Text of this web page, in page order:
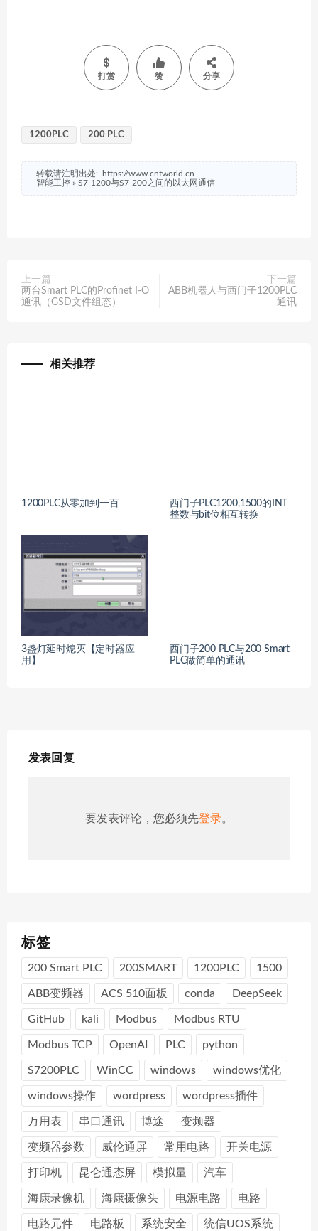
打赏 赞 分享
1200PLC 200 PLC
转载请注明出处:
https://www.cntworld.cn
智能工控 » S7-1200与S7-200之间的以太网通信
上一篇
两台Smart PLC的Profinet I-O
通讯（GSD文件组态）
下一篇
ABB机器人与西门子1200PLC
通讯
相关推荐
1200PLC从零加到一百
西门子PLC1200,1500的INT
整数与bit位相互转换
3盏灯延时熄灭【定时器应
用】
西门子200 PLC与200 Smart
PLC做简单的通讯
发表回复
要发表评论，您必须先登录。
标签
200 Smart PLC 200SMART 1200PLC 1500
ABB变频器 ACS 510面板 conda DeepSeek
GitHub kali Modbus Modbus RTU
Modbus TCP OpenAI PLC python
S7200PLC WinCC windows windows优化
windows操作 wordpress wordpress插件
万用表 串口通讯 博途 变频器
变频器参数 威伦通屏 常用电路 开关电源
打印机 昆仑通态屏 模拟量 汽车
海康录像机 海康摄像头 电源电路 电路
电路元件 电路板 系统安全 统信UOS系统